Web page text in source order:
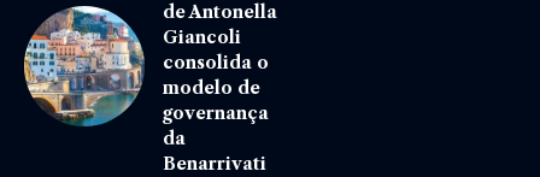
de Antonella
Giancoli
consolida o
modelo de
governança
da
Benarrivati